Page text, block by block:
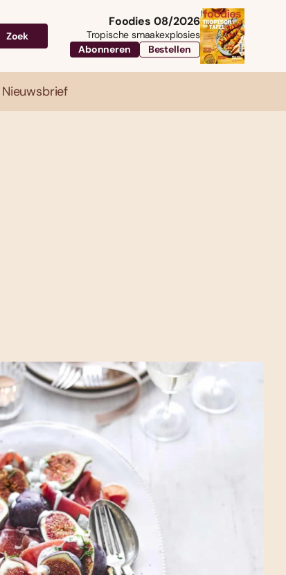
Zoek
Foodies 08/2026
Tropische smaakexplosies
Abonneren
Bestellen
Nieuwsbrief